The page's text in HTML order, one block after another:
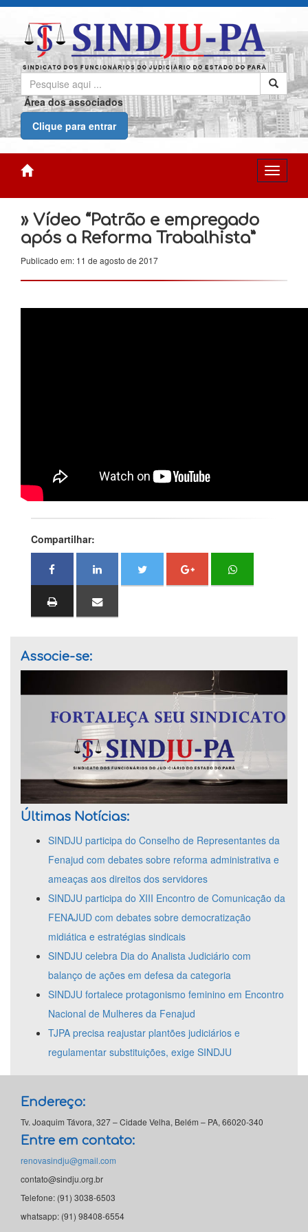
Área dos associados
Clique para entrar
» Vídeo “Patrão e empregado
após a Reforma Trabalhista”
Publicado em: 11 de agosto de 2017
Compartilhar:
Associe-se:
Últimas Notícias:
SINDJU participa do Conselho de Representantes da
Fenajud com debates sobre reforma administrativa e
ameaças aos direitos dos servidores
SINDJU participa do XIII Encontro de Comunicação da
FENAJUD com debates sobre democratização
midiática e estratégias sindicais
SINDJU celebra Dia do Analista Judiciário com
balanço de ações em defesa da categoria
SINDJU fortalece protagonismo feminino em Encontro
Nacional de Mulheres da Fenajud
TJPA precisa reajustar plantões judiciários e
regulamentar substituições, exige SINDJU
Endereço:
Tv. Joaquim Távora, 327 – Cidade Velha, Belém – PA, 66020-340
Entre em contato:
renovasindju@gmail.com
contato@sindju.org.br
Telefone: (91) 3038-6503
whatsapp: (91) 98408-6554